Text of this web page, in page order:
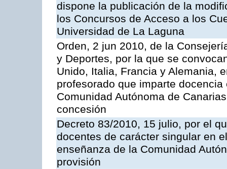
dispone la publicación de la
los Concursos de Acceso a los
Universidad de La Laguna
Orden, 2 jun 2010, de la
y Deportes, por la que se
Unido, Italia, Francia y Alemania,
profesorado que imparte
Comunidad Autónoma de
concesión
Decreto 83/2010, 15 julio, por el
docentes de carácter singular en
enseñanza de la Comunidad
provisión